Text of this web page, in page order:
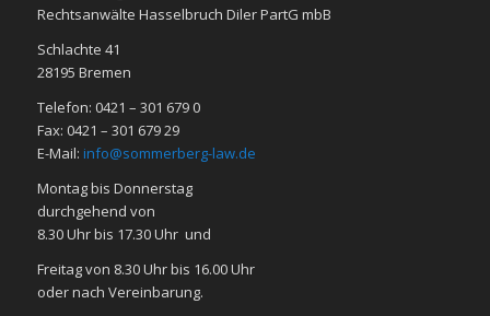
Rechtsanwälte Hasselbruch Diler PartG mbB
Schlachte 41
28195 Bre­men
Telefon: 0421 – 301 679 0
Fax: 0421 – 301 679 29
E-Mail: info@sommerberg-law.de
Mon­tag bis Don­ners­tag
durch­ge­hend von
8.30 Uhr bis 17.30 Uhr und
Frei­tag von 8.30 Uhr bis 16.00 Uhr
oder nach Ver­ein­ba­rung.